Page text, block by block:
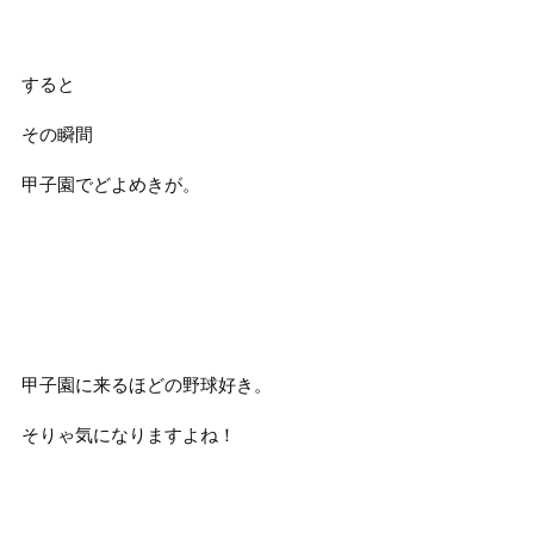
すると
その瞬間
甲子園でどよめきが。
甲子園に来るほどの野球好き。
そりゃ気になりますよね！